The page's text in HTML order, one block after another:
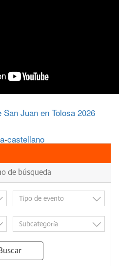
Juan en Tolosa 2026
-castellano
Buscar